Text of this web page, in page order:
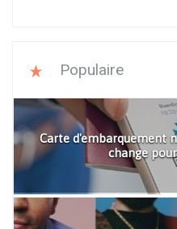
Populaire
Carte d'embarquement
change